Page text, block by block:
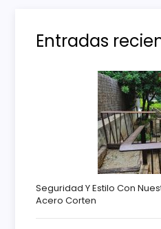
Entradas
Seguridad Y Estilo Con
Acero Corten